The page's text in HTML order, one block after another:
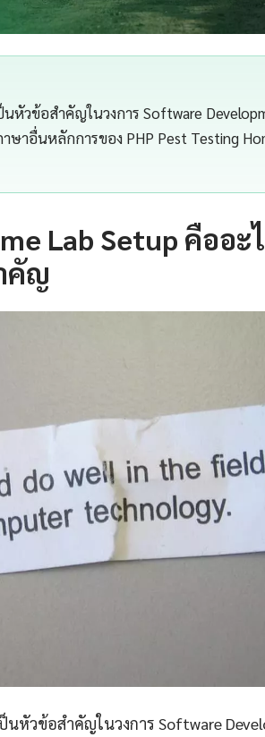
นหัวข้อสำคัญในวงการ Software
ษาอื่นหลักการของ PHP Pest Testing
Lab Setup คืออะ
คัญ
นหัวข้อสำคัญในวงการ Software